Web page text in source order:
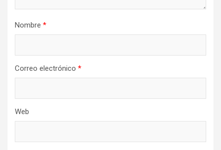
Nombre *
Correo electrónico *
Web